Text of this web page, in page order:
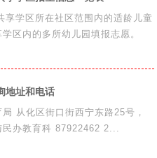
享学区所在社区范围内的适龄儿童
区内的多所幼儿园填报志愿。
地址和电话
局 从化区街口街西宁东路25号，
民办教育科 87922462 2...